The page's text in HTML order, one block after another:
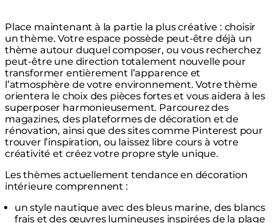
Place maintenant à la partie la plus créative : choisir
un thème. Votre espace possède peut-être déjà un
thème autour duquel composer, ou vous recherchez
peut-être une direction totalement nouvelle pour
transformer entièrement l’apparence et
l’atmosphère de votre environnement. Votre thème
orientera le choix des pièces fortes et vous aidera à les
superposer harmonieusement. Parcourez des
magazines, des plateformes de décoration et de
rénovation, ainsi que des sites comme Pinterest pour
trouver l’inspiration, ou laissez libre cours à votre
créativité et créez votre propre style unique.
Les thèmes actuellement tendance en décoration
intérieure comprennent :
un style nautique avec des bleus marine, des blancs
frais et des œuvres lumineuses inspirées de la plage